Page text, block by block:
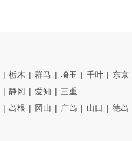
栃木 群马 埼玉 千叶 东京
静冈 爱知
三重
岛根 冈山 广岛 山口 德岛